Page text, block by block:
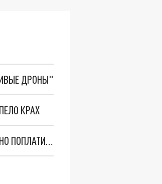
ДРОНЫ"
КРАХ
БОЕВИК ВСУ ПОКАЗАЛ РУССКОМУ СНАЙПЕРУ ОСКОРБИТЕЛЬНЫЙ ЖЕСТ И МГНОВЕННО ПОПЛАТИЛСЯ